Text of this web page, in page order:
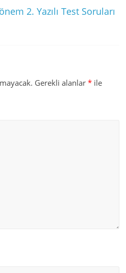
2. Yazılı Test Soruları
Gerekli alanlar* ile